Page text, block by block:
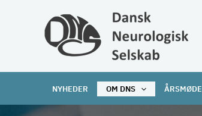
NYHEDER OM DNS ÅRSMØDE